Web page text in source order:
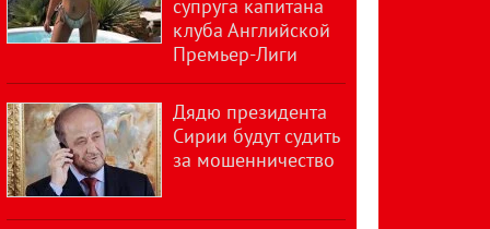
супруга капитана
клуба Английской
Премьер-Лиги
Дядю президента
Сирии будут судить
за мошенничество